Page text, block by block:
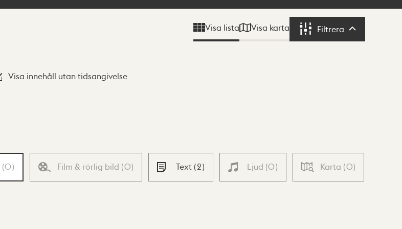
Visa lista Visa karta Filtrera Filtrera
Visa innehåll utan tidsangivelse
(0) Film & rörlig bild (0) Text (2) Ljud (0) Karta (0)